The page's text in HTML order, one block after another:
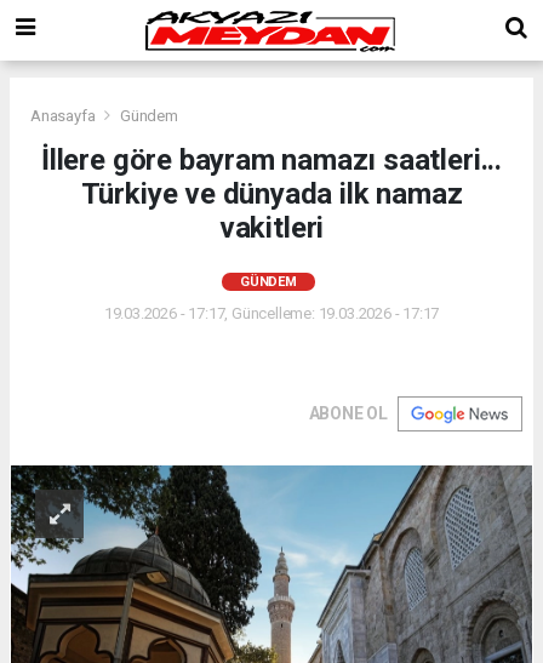
Anasayfa Gündem
İllere göre bayram namazı saatleri...
Türkiye ve dünyada ilk namaz
vakitleri
GÜNDEM
19.03.2026 - 17:17, Güncelleme: 19.03.2026 - 17:17
ABONE OL